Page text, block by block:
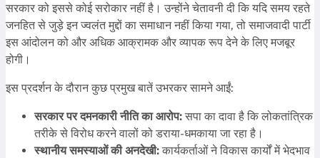
सरकार को इससे कोई सरोकार नहीं है। उन्होंने चेतावनी दी कि यदि समय रहते
जनहित से जुड़े इन ज्वलंत मुद्दों का समाधान नहीं किया गया, तो समाजवादी पार्टी
इस आंदोलन को और अधिक आक्रामक और व्यापक रूप देने के लिए मजबूर
होगी।
इस प्रदर्शन के दौरान कुछ प्रमुख बातें उभरकर सामने आईं:
सरकार पर दमनकारी नीति का आरोप: सपा का दावा है कि लोकतांत्रिक
तरीके से विरोध करने वालों को डराया-धमकाया जा रहा है।
स्थानीय समस्याओं की अनदेखी: कार्यकर्ताओं ने विकास कार्यों में भेदभाव